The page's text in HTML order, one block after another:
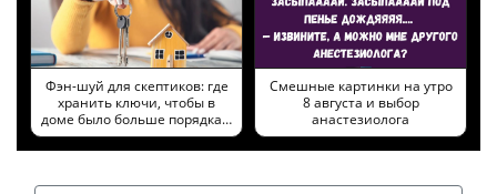
Фэн-шуй для скептиков: где
хранить ключи, чтобы в
доме было больше порядка…
Смешные картинки на утро
8 августа и выбор
анастезиолога